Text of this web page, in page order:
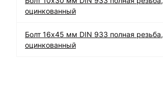
оцинкованный
Болт 16х45 мм DIN 933 полная резьба,
оцинкованный